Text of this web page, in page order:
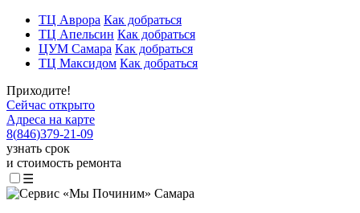
ТЦ Аврора Как добраться
ТЦ Апельсин Как добраться
ЦУМ Самара Как добраться
ТЦ Максидом Как добраться
Приходите!
Сейчас открыто
Адреса на карте
8(846)379-21-09
узнать срок
и стоимость ремонта
☰